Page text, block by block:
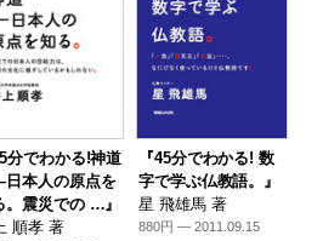
分でわかる!神道
本人の原点を
。震災での …』
順孝 著
『45分でわかる! 数
字で学ぶ仏教語。』
星 飛雄馬 著
880円 — 2011.09.15